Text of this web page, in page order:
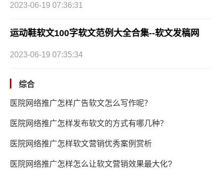
2023-06-19 07:36:31
运动鞋软文100字软文范例大全合集--软文发稿网
2023-06-19 07:35:34
综合
医院网络推广怎样广告软文怎么写作呢？
医院网络推广怎样发布软文的方式有哪几种？
医院网络推广怎样软文营销优秀案例赏析
医院网络推广怎样怎么让软文营销效果最大化?